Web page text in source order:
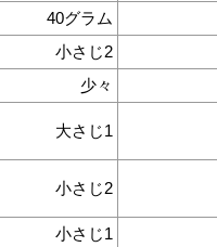
40グラム
小さじ2
少々
大さじ1
小さじ2
小さじ1